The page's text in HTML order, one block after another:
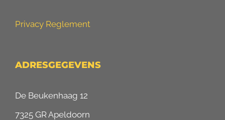
Privacy Reglement
ADRESGEGEVENS
De Beukenhaag 12
7325 GR Apeldoorn